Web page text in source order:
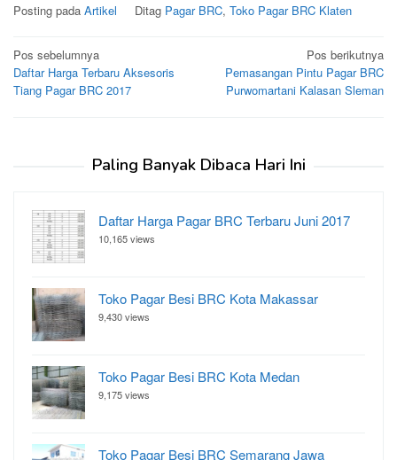
Posting pada Artikel Ditag Pagar BRC, Toko Pagar BRC Klaten
Navigasi
pos
Pos sebelumnya
Daftar Harga Terbaru Aksesoris
Tiang Pagar BRC 2017
Pos berikutnya
Pemasangan Pintu Pagar BRC
Purwomartani Kalasan Sleman
Paling Banyak Dibaca Hari Ini
Daftar Harga Pagar BRC Terbaru Juni 2017
10,165 views
Toko Pagar Besi BRC Kota Makassar
9,430 views
Toko Pagar Besi BRC Kota Medan
9,175 views
Toko Pagar Besi BRC Semarang Jawa